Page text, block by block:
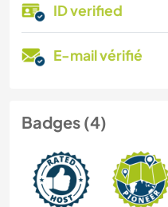
ID verified
E-mail vérifié
Badges (4)